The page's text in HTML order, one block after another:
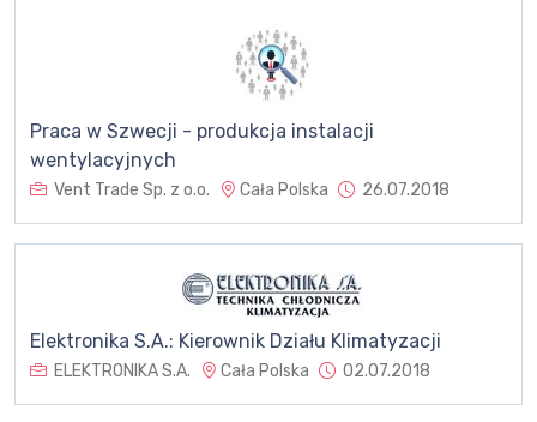
Praca w Szwecji - produkcja instalacji
wentylacyjnych
Vent Trade Sp. z o.o. Cała Polska 26.07.2018
Elektronika S.A.: Kierownik Działu Klimatyzacji
ELEKTRONIKA S.A. Cała Polska 02.07.2018